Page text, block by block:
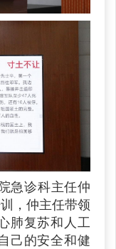
诊科主任仲
，仲主任带领
肺复苏和人工
己的安全和健